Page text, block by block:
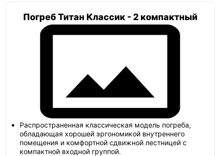
Погреб Титан Классик - 2 компактный
Распространенная классическая модель погреба,
обладающая хорошей эргономикой внутреннего
помещения и комфортной сдвижной лестницей с
компактной входной группой.